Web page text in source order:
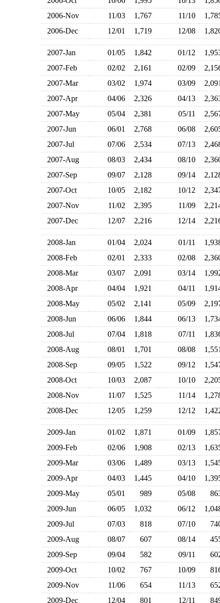
2006-Nov
11/03 1,767 11/10
2006-Dec
12/01 1,719 12/08
2007-Jan 01/05 1,842 01/12
2007-Feb
02/02 2,161 02/09
2007-Mar
03/02 1,974 03/09
2007-Apr
04/06 2,326 04/13
2007-May
05/04 2,381 05/11
2007-Jun
06/01 2,768 06/08
2007-Jul
07/06 2,534 07/13
2007-Aug
08/03 2,434 08/10
2007-Sep
09/07 2,128 09/14
2007-Oct
10/05 2,182 10/12
2007-Nov
11/02 2,395 11/09
2007-Dec
12/07 2,216 12/14
2008-Jan 01/04 2,024 01/11
2008-Feb
02/01 2,333 02/08
2008-Mar
03/07 2,091 03/14
2008-Apr
04/04 1,921 04/11
2008-May
05/02 2,141 05/09
2008-Jun
06/06 1,844 06/13
2008-Jul
07/04 1,818 07/11
2008-Aug
08/01 1,701 08/08
2008-Sep
09/05 1,522 09/12
2008-Oct
10/03 2,087 10/10
2008-Nov
11/07 1,525 11/14
2008-Dec
12/05 1,259 12/12
2009-Jan 01/02 1,871 01/09
2009-Feb
02/06 1,908 02/13
2009-Mar
03/06 1,489 03/13
2009-Apr
04/03 1,445 04/10
2009-May
05/01 989 05/08
2009-Jun
06/05 1,032 06/12
2009-Jul
07/03 818 07/10
2009-Aug
08/07 607 08/14
2009-Sep
09/04 582 09/11
2009-Oct
10/02 767 10/09
2009-Nov
11/06 654 11/13
2009-Dec
12/04 801 12/11